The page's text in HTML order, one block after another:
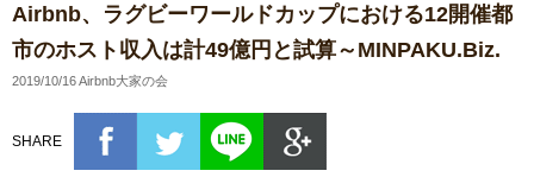
Airbnb、ラグビーワールドカップにおける12開催都
市のホスト収入は計49億円と試算～MINPAKU.Biz.
2019/10/16 Airbnb大家の会
SHARE